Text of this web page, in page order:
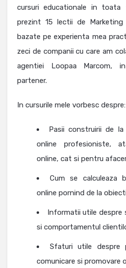
cursuri educationale in toata
prezint 15 lectii de Marketing
bazate pe experienta mea
zeci de companii cu care am
agentiei Loopaa Marcom,
partener.
In cursurile mele vorbesc despre:
Pasii construirii de
online profesioniste,
online, cat si pentru
Cum se calculeaza
online pornind de la
Informatii utile despre
si comportamentul
Sfaturi utile despre
comunicare si promovare